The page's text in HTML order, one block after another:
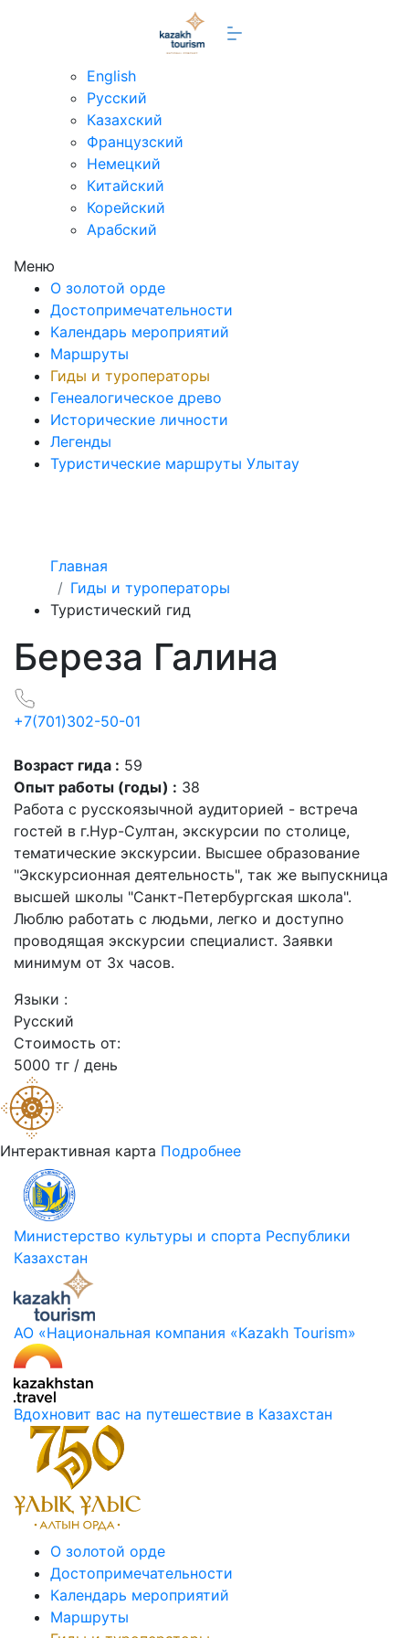
English
Русский
Казахский
Французский
Немецкий
Китайский
Корейский
Арабский
Меню
О золотой орде
Достопримечательности
Календарь мероприятий
Маршруты
Гиды и туроператоры
Генеалогическое древо
Исторические личности
Легенды
Туристические маршруты Улытау
Главная
Гиды и туроператоры
Туристический гид
Береза Галина
+7(701)302-50-01
Возраст гида : 59
Опыт работы (годы) : 38
Работа с русскоязычной аудиторией - встреча
гостей в г.Нур-Султан, экскурсии по столице,
тематические экскурсии. Высшее образование
"Экскурсионная деятельность", так же выпускница
высшей школы "Санкт-Петербургская школа".
Люблю работать с людьми, легко и доступно
проводящая экскурсии специалист. Заявки
минимум от 3х часов.
Языки :
Русский
Стоимость от:
5000 тг / день
Интерактивная карта Подробнее
Министерство культуры и спорта Республики
Казахстан
АО «Национальная компания «Kazakh Tourism»
Вдохновит вас на путешествие в Казахстан
О золотой орде
Достопримечательности
Календарь мероприятий
Маршруты